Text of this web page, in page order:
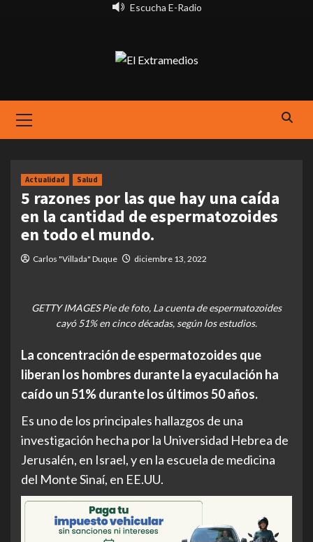
Escucha E-Radio
Menu
Actualidad Salud
5 razones por las que hay una caída
en la cantidad de espermatozoides
en todo el mundo.
Carlos "Villada" Duque diciembre 13, 2022
GETTY IMAGES Pie de foto, La cuenta de espermatozoides
cayó 51% en cinco décadas, según los estudios.
La concentración de espermatozoides que
liberan los hombres durante la eyaculación ha
caído un 51% durante los últimos 50 años.
Es uno de los principales hallazgos de una
investigación hecha por la Universidad Hebrea de
Jerusalén, en Israel, y en la escuela de medicina
del Monte Sinaí, en EE.UU.